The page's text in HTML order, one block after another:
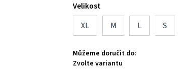
Velikost
XL
M L S
Můžeme doručit do:
Zvolte variantu